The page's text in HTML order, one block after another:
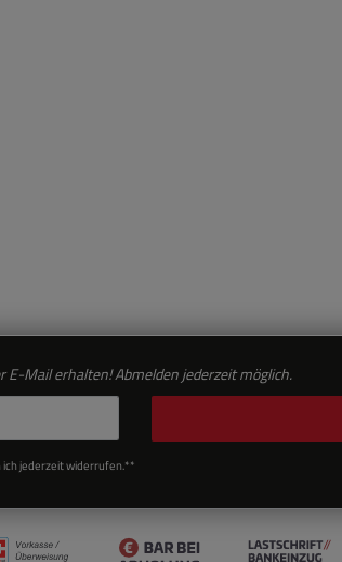
E-Mail erhalten! Abmelden jederzeit möglich.
jederzeit widerrufen.**